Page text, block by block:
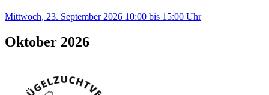
Mittwoch, 23. September 2026 10:00 bis 15:00 Uhr
Oktober 2026